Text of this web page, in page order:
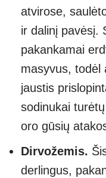
atvirose,
ir dalinį pavėsį.
pakankamai
masyvus, todėl
jaustis
sodinukai
oro gūsių
Dirvožemis.
derlingus,